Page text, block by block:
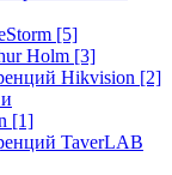
[5]
Holm [3]
Hikvision [2]
[1]
TaverLAB